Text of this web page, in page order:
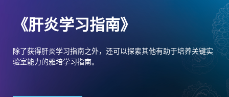
《肝炎学习指南》
除了获得肝炎学习指南之外，还可以探索其他有助于培养关键实
验室能力的雅培学习指南。